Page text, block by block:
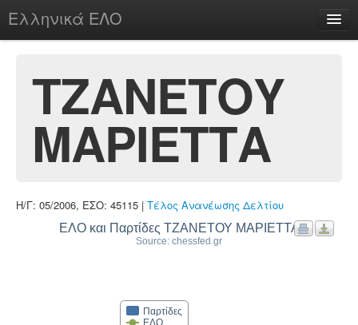
Ελληνικά ΕΛΟ
chesstu.be @ discord
Login
ΤΖΑΝΕΤΟΥ
ΜΑΡΙΕΤΤΑ
Η/Γ: 05/2006, ΕΣΟ: 45115 | Τέλος Ανανέωσης Δελτίου
ΕΛΟ και Παρτίδες ΤΖΑΝΕΤΟΥ ΜΑΡΙΕΤΤΑ
Source: chessfed.gr
Παρτίδες
ΕΛΟ